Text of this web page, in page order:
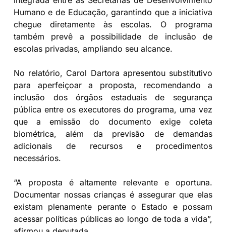
Humano e de Educação, garantindo que a iniciativa
chegue diretamente às escolas. O programa
também prevê a possibilidade de inclusão de
escolas privadas, ampliando seu alcance.
No relatório, Carol Dartora apresentou substitutivo
para aperfeiçoar a proposta, recomendando a
inclusão dos órgãos estaduais de segurança
pública entre os executores do programa, uma vez
que a emissão do documento exige coleta
biométrica, além da previsão de demandas
adicionais de recursos e procedimentos
necessários.
“A proposta é altamente relevante e oportuna.
Documentar nossas crianças é assegurar que elas
existam plenamente perante o Estado e possam
acessar políticas públicas ao longo de toda a vida”,